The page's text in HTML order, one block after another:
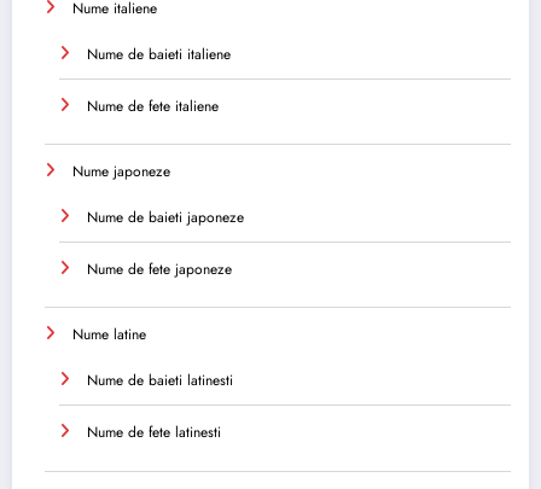
Nume italiene
Nume de baieti italiene
Nume de fete italiene
Nume japoneze
Nume de baieti japoneze
Nume de fete japoneze
Nume latine
Nume de baieti latinesti
Nume de fete latinesti